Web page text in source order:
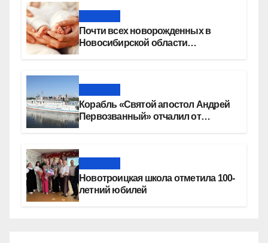
Почти всех новорожденных в
Новосибирской области
Корабль «Святой апостол Андрей
Первозванный» отчалил от
Новотроицкая школа отметила 100-
летний юбилей